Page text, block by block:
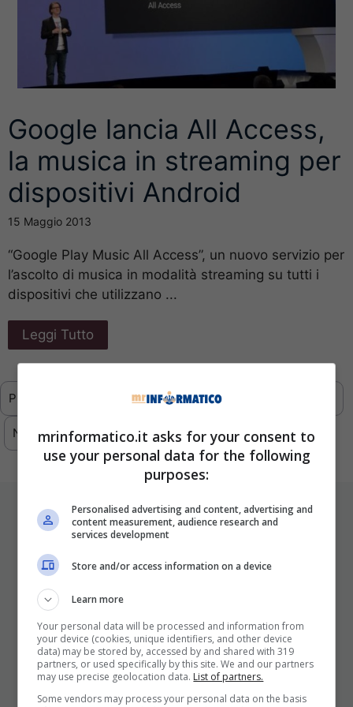
Google lancia All Access,
la musica in streaming per
dispositivi Android
15 Maggio 2013
“Google Play Music All Access”, un nuovo servizio per
l’ascolto di musica in modalità streaming su tutti i
dispositivi che utilizzano ...
Leggi Tutto
Previous 290 291
Next
ULTIMI ARTICOLI
I Pro E I Contro Di Una Nuova Moda
Che Punta A Cambiare Il Tabacco
mrinformatico.it asks for your consent to
use your personal data for the following
purposes:
Personalised advertising and content, advertising and
content measurement, audience research and
services development
Store and/or access information on a device
Learn more
Your personal data will be processed and information from
your device (cookies, unique identifiers, and other device
data) may be stored by, accessed by and shared with 319
partners, or used specifically by this site. We and our partners
may use precise geolocation data. List of partners.
Some vendors may process your personal data on the basis